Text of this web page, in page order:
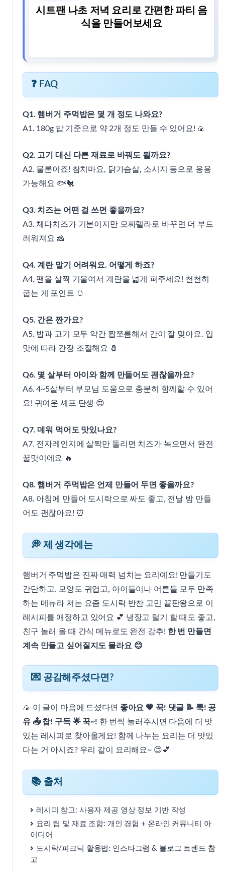
시트팬 나초 저녁 요리로 간편한 파티 음
식을 만들어보세요
❓ FAQ
Q1. 햄버거 주먹밥은 몇 개 정도 나와요?
A1. 180g 밥 기준으로 약 2개 정도 만들 수 있어요! 🍙
Q2. 고기 대신 다른 재료로 바꿔도 될까요?
A2. 물론이죠! 참치마요, 닭가슴살, 소시지 등으로 응용
가능해요 🐟🐔
Q3. 치즈는 어떤 걸 쓰면 좋을까요?
A3. 체다치즈가 기본이지만 모짜렐라로 바꾸면 더 부드
러워져요 🧀
Q4. 계란 말기 어려워요. 어떻게 하죠?
A4. 팬을 살짝 기울여서 계란을 넓게 펴주세요! 천천히
굽는 게 포인트 🥚
Q5. 간은 짠가요?
A5. 밥과 고기 모두 약간 짭쪼름해서 간이 잘 맞아요. 입
맛에 따라 간장 조절해요 🧂
Q6. 몇 살부터 아이와 함께 만들어도 괜찮을까요?
A6. 4~5살부터 부모님 도움으로 충분히 함께할 수 있어
요! 귀여운 셰프 탄생 😍
Q7. 데워 먹어도 맛있나요?
A7. 전자레인지에 살짝만 돌리면 치즈가 녹으면서 완전
꿀맛이에요 🔥
Q8. 햄버거 주먹밥은 언제 만들어 두면 좋을까요?
A8. 아침에 만들어 도시락으로 싸도 좋고, 전날 밤 만들
어도 괜찮아요! ⏰
💭 제 생각에는
햄버거 주먹밥은 진짜 매력 넘치는 요리예요! 만들기도
간단하고, 모양도 귀엽고, 아이들이나 어른들 모두 만족
하는 메뉴라 저는 요즘 도시락 반찬 고민 끝판왕으로 이
레시피를 애정하고 있어요 💕 냉장고 털기 할 때도 좋고,
친구 놀러 올 때 간식 메뉴로도 완전 강추! 한 번 만들면
계속 만들고 싶어질지도 몰라요 😊
💌 공감해주셨다면?
🍙 이 글이 마음에 드셨다면 좋아요 💗 꾹! 댓글 📝 툭! 공
유 📤 찹! 구독 🌟 꾹~! 한 번씩 눌러주시면 다음에 더 맛
있는 레시피로 찾아올게요! 함께 나누는 요리는 더 맛있
다는 거 아시죠? 우리 같이 요리해요~ 😊💕
📚 출처
레시피 참고: 사용자 제공 영상 정보 기반 작성
요리 팁 및 재료 조합: 개인 경험 + 온라인 커뮤니티 아
이디어
도시락/피크닉 활용법: 인스타그램 & 블로그 트렌드 참
고